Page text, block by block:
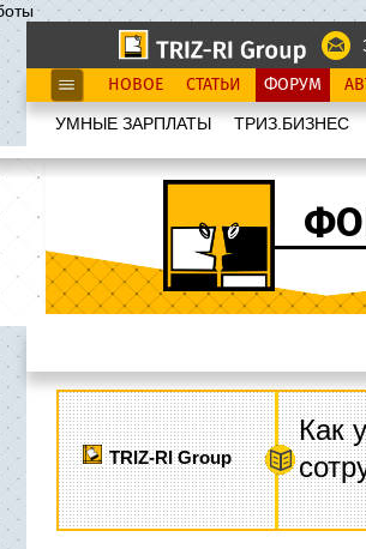
НОВОЕ СТАТЬИ ФОРУМ
УМНЫЕ ЗАРПЛАТЫ ТРИЗ.БИЗНЕС
TRIZ-RI Group
Как